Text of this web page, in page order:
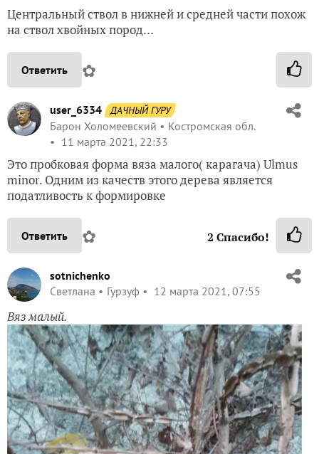
Центральный ствол в нижней и средней части похож
на ствол хвойных пород…
Ответить ✿
user_6334 ДАЧНЫЙ ГУРУ
Барон Холомеевский
Костромская обл.
11 марта 2021, 22:33
Это пробковая форма вяза малого( карагача) Ulmus
minor. Одним из качеств этого дерева является
податливость к формировке
Ответить ✿ 2 Спасибо!
sotnichenko
Светлана
Гурзуф 12 марта 2021, 07:55
Вяз малый.